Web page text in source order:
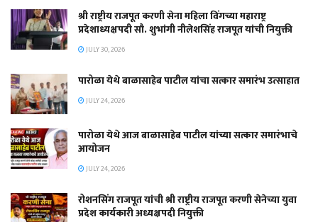
श्री राष्ट्रीय राजपूत करणी सेना महिला विंगच्या महाराष्ट्र
प्रदेशाध्यक्षपदी सौ. शुभांगी नीलेशसिंह राजपूत यांची नियुक्ती
JULY 30, 2026
पारोळा येथे बाळासाहेब पाटील यांचा सत्कार समारंभ उत्साहात
JULY 24, 2026
पारोळा येथे आज बाळासाहेब पाटील यांच्या सत्कार समारंभाचे
आयोजन
JULY 24, 2026
रोशनसिंग राजपूत यांची श्री राष्ट्रीय राजपूत करणी सेनेच्या युवा
प्रदेश कार्यकारी अध्यक्षपदी नियुक्ती